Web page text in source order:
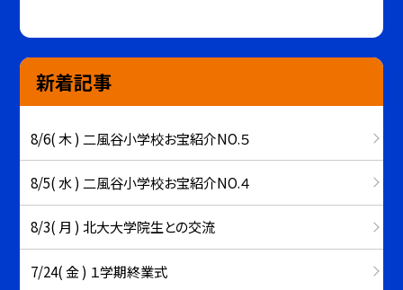
新着記事
8/6( 木 ) 二風谷小学校お宝紹介NO.５
8/5( 水 ) 二風谷小学校お宝紹介NO.４
8/3( 月 ) 北大大学院生との交流
7/24( 金 ) １学期終業式